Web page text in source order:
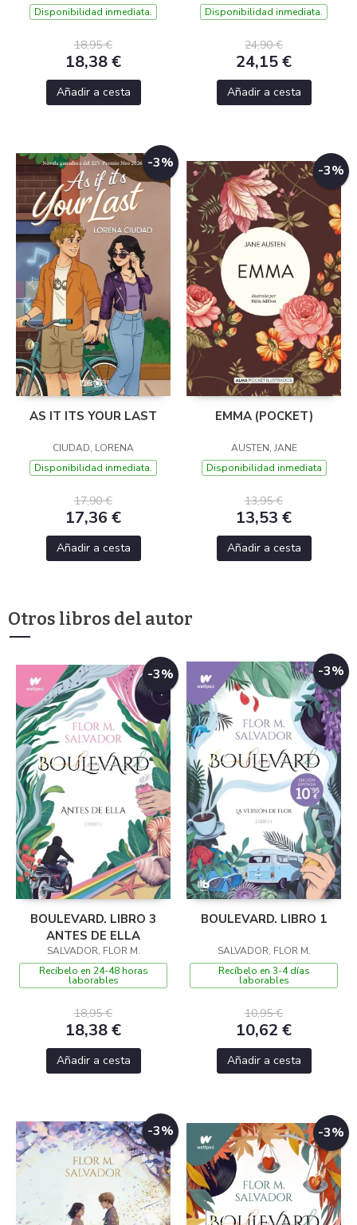
Disponibilidad inmediata.
18,95 €
18,38 €
Añadir a cesta
Disponibilidad inmediata.
24,90 €
24,15 €
Añadir a cesta
-3%
AS IT ITS YOUR LAST
CIUDAD, LORENA
Disponibilidad inmediata.
17,90 €
17,36 €
Añadir a cesta
-3%
EMMA (POCKET)
AUSTEN, JANE
Disponibilidad inmediata
13,95 €
13,53 €
Añadir a cesta
Otros libros del autor
-3%
BOULEVARD. LIBRO 3
ANTES DE ELLA
SALVADOR, FLOR M.
Recíbelo en 24-48 horas
laborables
18,95 €
18,38 €
Añadir a cesta
-3%
BOULEVARD. LIBRO 1
SALVADOR, FLOR M.
Recíbelo en 3-4 días
laborables
10,95 €
10,62 €
Añadir a cesta
-3% -3%